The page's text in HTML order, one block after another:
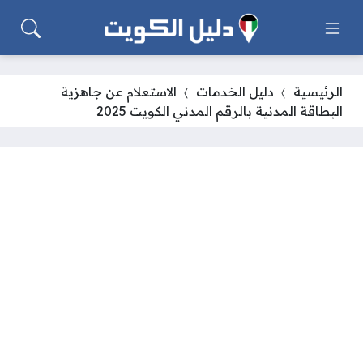
الرئيسية دليل الخدمات
الاستعلام عن جاهزية
البطاقة المدنية بالرقم المدني الكويت 2025